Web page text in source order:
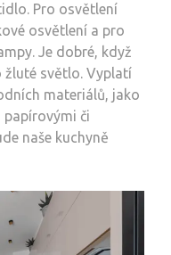
Pro osvětlení
osvětlení a pro
Je dobré, když
žluté světlo. Vyplatí
materiálů, jako
papírovými či
naše kuchyně